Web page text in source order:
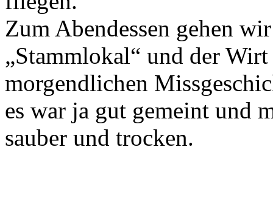
Zum Abendessen gehen
„Stammlokal“ und der
morgendlichen
es war ja gut gemeint und
sauber und trocken.